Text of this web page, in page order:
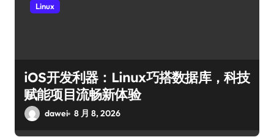
Linux
iOS开发利器：Linux巧搭数据库，科技
赋能项目流畅新体验
dawei 8 月 8, 2026